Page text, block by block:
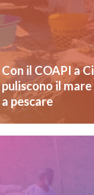
Con il COAPI a
puliscono il
a pescare